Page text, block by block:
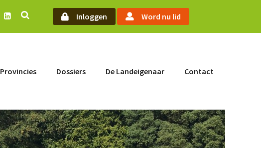
Inloggen Word nu lid
Provincies Dossiers De Landeigenaar Contact
Home